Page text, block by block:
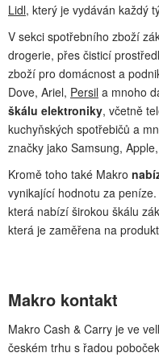
Lidl, který je vydáván každý
V sekci spotřebního zboží
drogerie, přes čisticí
zboží pro domácnost a
Dove, Ariel, Persil a mnoho
škálu elektroniky, včetně
kuchyňských spotřebičů a
značky jako Samsung,
Kromě toho také Makro
vynikající hodnotu za
která nabízí širokou škálu
která je zaměřena na
Makro kontakt
Makro Cash & Carry je ve
českém trhu s řadou